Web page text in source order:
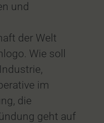
und
der Welt
Wie soll
im
die
geht auf